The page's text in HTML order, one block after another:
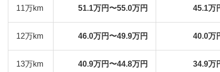
11万km 51.1万円〜55.0万円 45.1万
12万km 46.0万円〜49.9万円 40.0万
13万km 40.9万円〜44.8万円 34.9万